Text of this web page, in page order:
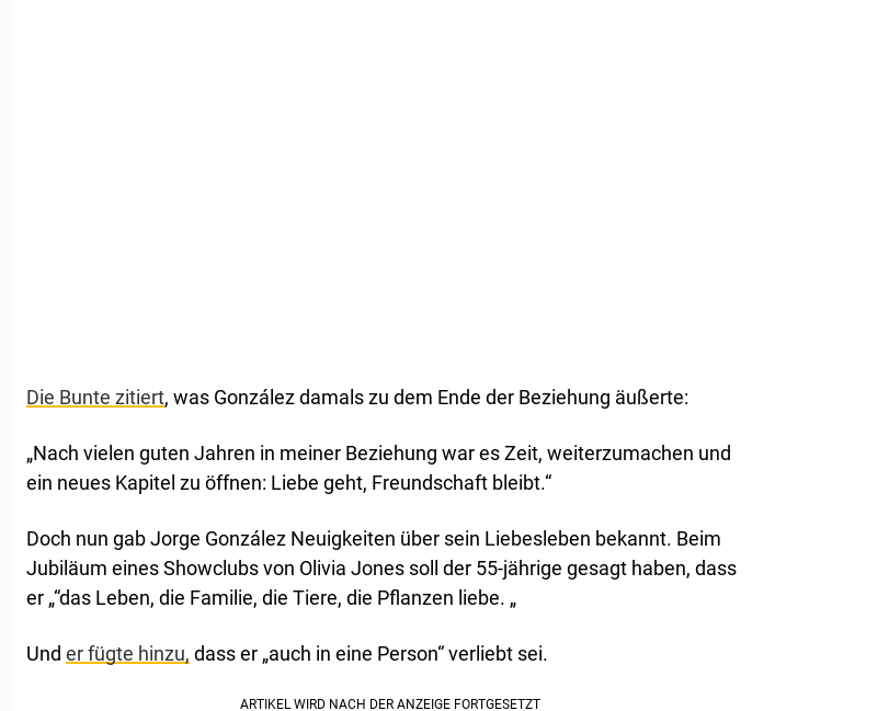
Die Bunte zitiert, was González damals zu dem Ende der Beziehung äußerte:
„Nach vielen guten Jahren in meiner Beziehung war es Zeit, weiterzumachen und
ein neues Kapitel zu öffnen: Liebe geht, Freundschaft bleibt.“
Doch nun gab Jorge González Neuigkeiten über sein Liebesleben bekannt. Beim
Jubiläum eines Showclubs von Olivia Jones soll der 55-jährige gesagt haben, dass
er „“das Leben, die Familie, die Tiere, die Pflanzen liebe. „
Und er fügte hinzu, dass er „auch in eine Person“ verliebt sei.